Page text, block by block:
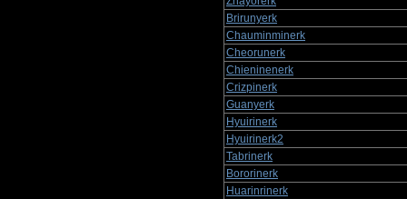
Brirunyerk
Chauminminerk
Cheorunerk
Chieninenerk
Crizpinerk
Guanyerk
Hyuirinerk
Hyuirinerk2
Tabrinerk
Bororinerk
Huarinrinerk